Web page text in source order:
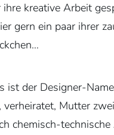
ihre kreative Arbeit
gern ein paar ihrer
ist der Designer-
verheiratet, Mutter
chemisch-